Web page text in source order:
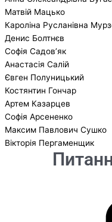
Матвій Мацько
Кароліна Русланівна
Денис Болтнєв
Софія Садов’як
Анастасія Салій
Євген Полуницький
Костянтин Гончар
Артем Казарцев
Софія Арсененко
Максим Павлович Сушко
Вікторія Пергаменщик